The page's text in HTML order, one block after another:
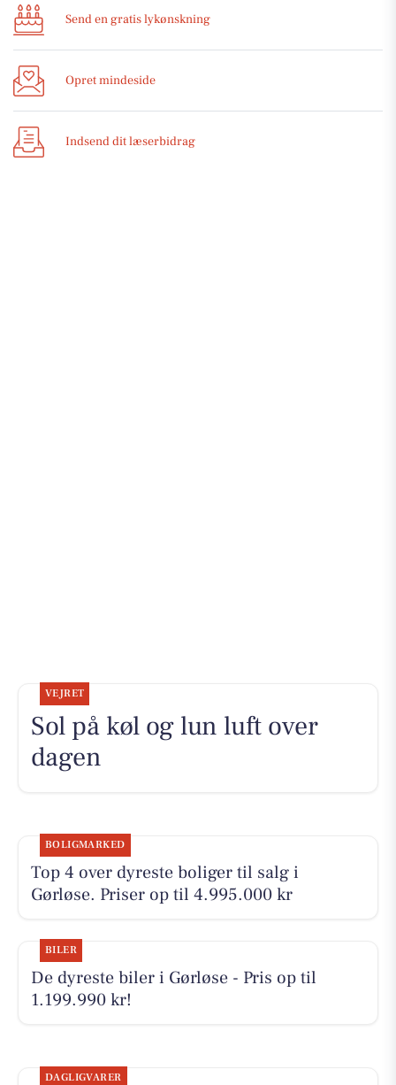
Send en gratis lykønskning
Opret mindeside
Indsend dit læserbidrag
VEJRET
Sol på køl og lun luft over
dagen
BOLIGMARKED
Top 4 over dyreste boliger til salg i
Gørløse. Priser op til 4.995.000 kr
BILER
De dyreste biler i Gørløse - Pris op til
1.199.990 kr!
DAGLIGVARER